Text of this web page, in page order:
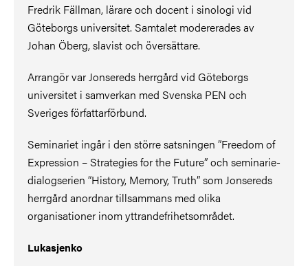
Fredrik Fällman, lärare och docent i sinologi vid
Göteborgs universitet. Samtalet modererades av
Johan Öberg, slavist och översättare.
Arrangör var Jonsereds herrgård vid Göteborgs
universitet i samverkan med Svenska PEN och
Sveriges författarförbund.
Seminariet ingår i den större satsningen ”Freedom of
Expression – Strategies for the Future” och seminarie-
dialogserien “History, Memory, Truth” som Jonsereds
herrgård anordnar tillsammans med olika
organisationer inom yttrandefrihetsområdet.
Lukasjenko